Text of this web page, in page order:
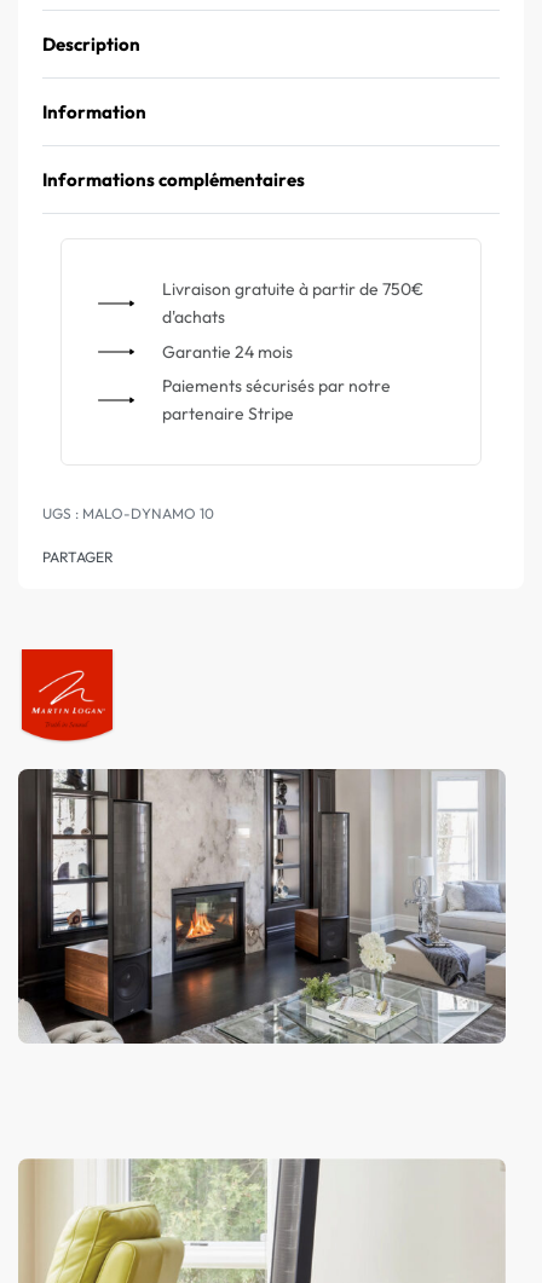
Description
Information
Informations complémentaires
Livraison gratuite à partir de 750€
d'achats
Garantie 24 mois
Paiements sécurisés par notre
partenaire Stripe
MALO-DYNAMO 10
PARTAGER